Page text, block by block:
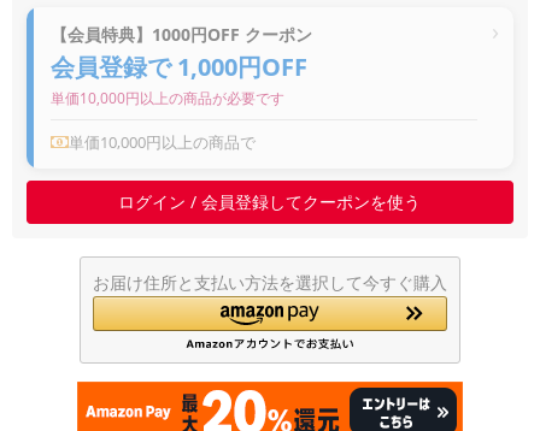
【会員特典】1000円OFF クーポン
会員登録で 1,000円OFF
単価10,000円以上の商品が必要です
単価10,000円以上の商品で
ログイン / 会員登録してクーポンを使う
お届け住所と支払い方法を選択して今すぐ購入
モニタサイズ
円 ～
年 月 から
年
各項目のチェックボックスは「or検索」となります。
ただし機能別のみ「and検索」となります。